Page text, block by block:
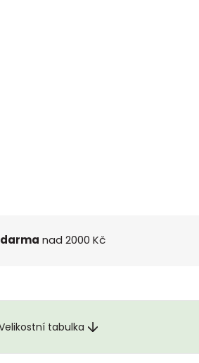
nad 2000 Kč
tabulka